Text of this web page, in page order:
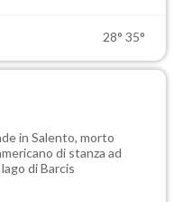
28° 35°
in Salento, morto
di stanza ad
di Barcis